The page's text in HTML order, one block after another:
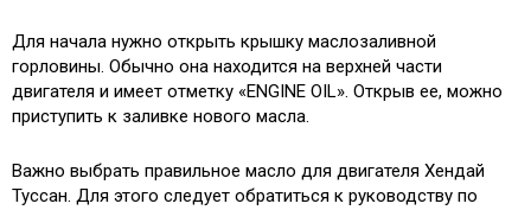
Для начала нужно открыть крышку маслозаливной
горловины. Обычно она находится на верхней части
двигателя и имеет отметку «ENGINE OIL». Открыв ее, можно
приступить к заливке нового масла.
Важно выбрать правильное масло для двигателя Хендай
Туссан. Для этого следует обратиться к руководству по